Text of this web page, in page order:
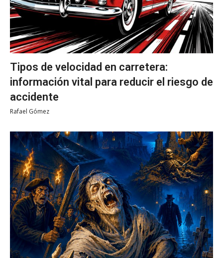
Tipos de velocidad en carretera:
información vital para reducir el riesgo de
accidente
Rafael Gómez